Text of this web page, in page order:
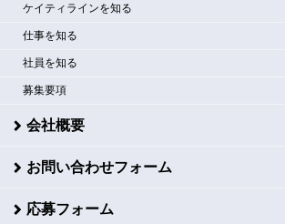
ケイティラインを知る
仕事を知る
社員を知る
募集要項
会社概要
お問い合わせフォーム
応募フォーム